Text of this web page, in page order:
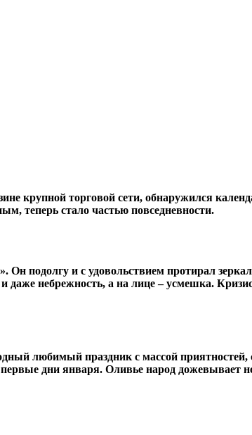
крупной торговой сети, обнаружился
теперь стало частью повседневности.
подолгу и с удовольствием протирал
даже небрежность, а на лице – усмешка.
любимый праздник с массой
дни января. Оливье народ дожевывает